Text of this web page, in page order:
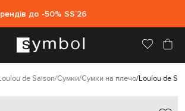
до -50% SS`26
de Saison Сумки Сумки на плечо Loulou de